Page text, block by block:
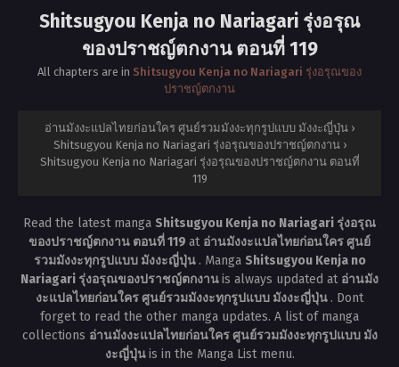
Shitsugyou Kenja no Nariagari รุ่งอรุณ
ของปราชญ์ตกงาน ตอนที่ 119
All chapters are in Shitsugyou Kenja no Nariagari รุ่งอรุณของ
ปราชญ์ตกงาน
อ่านมังงะแปลไทยก่อนใคร ศูนย์รวมมังงะทุกรูปแบบ มังงะญี่ปุ่น ›
Shitsugyou Kenja no Nariagari รุ่งอรุณของปราชญ์ตกงาน ›
Shitsugyou Kenja no Nariagari รุ่งอรุณของปราชญ์ตกงาน ตอนที่
119
Read the latest manga Shitsugyou Kenja no Nariagari รุ่งอรุณ
ของปราชญ์ตกงาน ตอนที่ 119 at อ่านมังงะแปลไทยก่อนใคร ศูนย์
รวมมังงะทุกรูปแบบ มังงะญี่ปุ่น . Manga Shitsugyou Kenja no
Nariagari รุ่งอรุณของปราชญ์ตกงานis always updated at อ่านมัง
งะแปลไทยก่อนใคร ศูนย์รวมมังงะทุกรูปแบบ มังงะญี่ปุ่น . Dont
forget to read the other manga updates. A list of manga
collections อ่านมังงะแปลไทยก่อนใคร ศูนย์รวมมังงะทุกรูปแบบ มัง
งะญี่ปุ่นis in the Manga List menu.